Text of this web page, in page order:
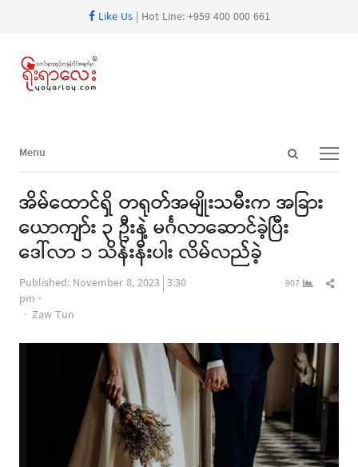
Like Us| Hot Line: +959 400 000 661
Open
panel
Menu
Menu
အိမ်ထောင်ရှိ တရုတ်အမျိုးသမီးက အခြား
ယောကျာ်း ၃ ဦးနဲ့ မင်္ဂလာဆောင်ခဲ့ပြီး
ဒေါ်လာ ၁ သိန်းနီးပါး လိမ်လည်ခဲ့
Published: November 8, 2023 3:30
pm
Author
Zaw Tun
907